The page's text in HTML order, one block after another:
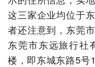
这三家企业均位于
者还注意到，东莞
东莞市东远旅行社
楼，即东城东路5号